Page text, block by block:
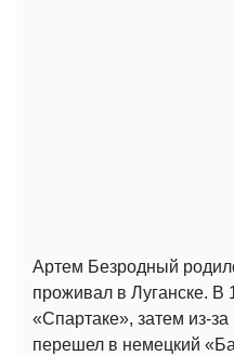
Артем Безродный
проживал в Луганске. В
«Спартаке», затем из-
перешел в немецкий